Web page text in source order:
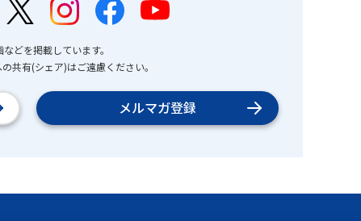
どを掲載しています。
共有(シェア)はご遠慮ください。
メルマガ登録